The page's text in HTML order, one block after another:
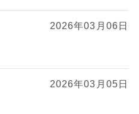
2026年03月06日
2026年03月05日